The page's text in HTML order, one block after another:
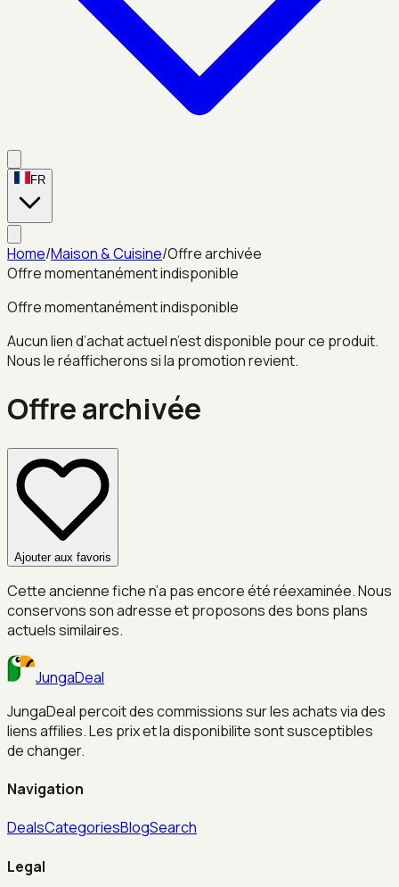
FR
Home/Maison & Cuisine/Offre archivée
Offre momentanément indisponible
Offre momentanément indisponible
Aucun lien d’achat actuel n’est disponible pour ce produit.
Nous le réafficherons si la promotion revient.
Offre archivée
Ajouter aux favoris
Cette ancienne fiche n’a pas encore été réexaminée. Nous
conservons son adresse et proposons des bons plans
actuels similaires.
JungaDeal
JungaDeal percoit des commissions sur les achats via des
liens affilies. Les prix et la disponibilite sont susceptibles
de changer.
Navigation
DealsCategoriesBlogSearch
Legal